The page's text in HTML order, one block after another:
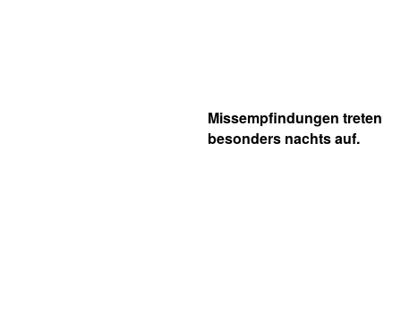
Missempfindungen treten
besonders nachts auf.